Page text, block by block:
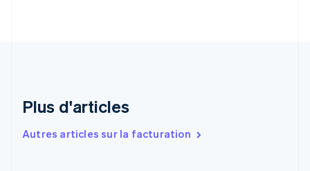
Plus d'articles
Autres articles sur la facturation
Danemark
English
Émirats arabes unis